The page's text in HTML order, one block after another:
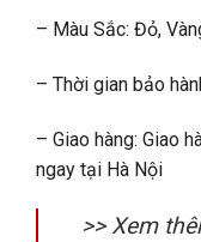
– Màu Sắc: Đỏ,
– Thời gian bảo
– Giao hàng: Giao
ngay tại Hà Nội
>> Xem